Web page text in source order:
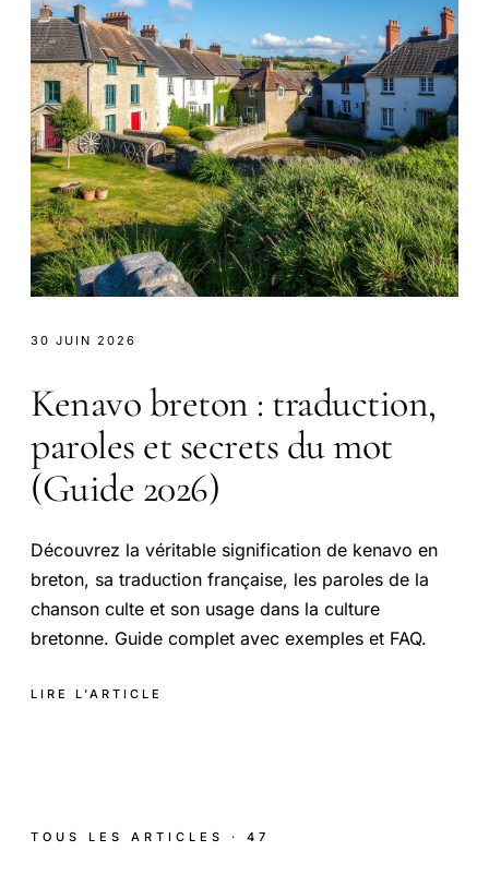
30 JUIN 2026
Kenavo breton : traduction,
paroles et secrets du mot
(Guide 2026)
Découvrez la véritable signification de kenavo en
breton, sa traduction française, les paroles de la
chanson culte et son usage dans la culture
bretonne. Guide complet avec exemples et FAQ.
LIRE L'ARTICLE
TOUS LES ARTICLES · 47